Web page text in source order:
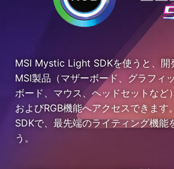
MSI Mystic Light SDKを使うと、開
MSI製品（マザーボード、グラフィ
ボード、マウス、ヘッドセットなど
およびRGB機能へアクセスできま
SDKで、最先端のライティング機能
う。